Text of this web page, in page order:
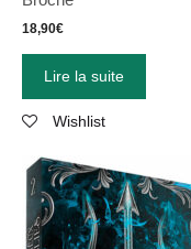
18,90€
Lire la suite
Wishlist